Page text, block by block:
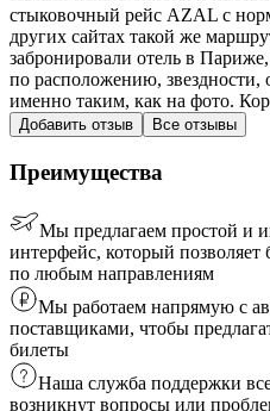
стыковочный рейс AZAL с
других сайтах такой же
забронировали отель в
по расположению, звездности,
именно таким, как на фото.
Добавить отзыв Все отзывы
Преимущества
Мы предлагаем простой и
интерфейс, который
по любым направлениям
Мы работаем напрямую с
поставщиками, чтобы
билеты
Наша служба поддержки
возникнут вопросы или